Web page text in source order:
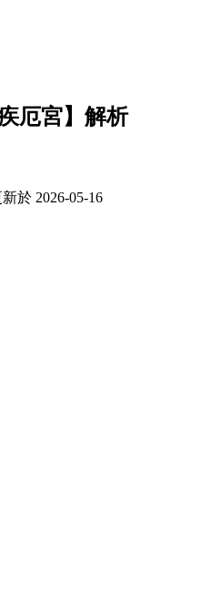
厄宮】解析
於 2026-05-16